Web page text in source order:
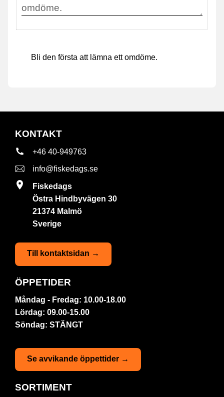
Bli den första att lämna ett omdöme.
KONTAKT
+46 40-949763
info@fiskedags.se
Fiskedags
Östra Hindbyvägen 30
21374 Malmö
Sverige
Till kontaktsidan →
ÖPPETIDER
Måndag - Fredag: 10.00-18.00
Lördag: 09.00-15.00
Söndag: STÄNGT
Se avvikande öppettider →
SORTIMENT